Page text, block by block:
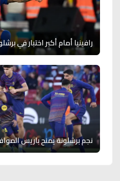
رافينيا أمام أكبر اختبار في
نجم برشلونة يمنح باريس